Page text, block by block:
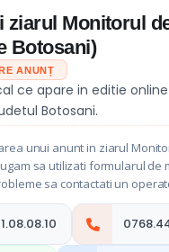
ziarul Monitorul
Botosani)
ANUNȚ
ce apare in editie
Botosani.
unui anunt in ziarul
sa utilizati formularul de
sa contactati un